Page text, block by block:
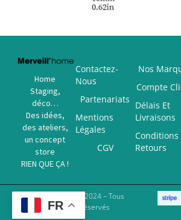
Home
Staging,
déco…
Des idées,
des ateliers,
un concept
store
RIEN QUE ÇA !
Contactez-
Nous
Partenariats
Mentions
Légales
CGV
Nos
Compte
Délais Et
Livraisons
Conditions
Retours
Copyright © 2024 – Tous
Droits Réservés
FR